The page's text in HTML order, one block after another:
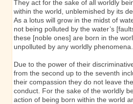
They act for the sake of all worldly
within the world, unblemished by its
As a lotus will grow in the midst of
not being polluted by the water’s
these [noble ones] are born in the
unpolluted by any worldly phenomena.
Due to the power of their
from the second up to the seventh
their compassion they do not leave
conduct. For the sake of the worldly
action of being born within the world